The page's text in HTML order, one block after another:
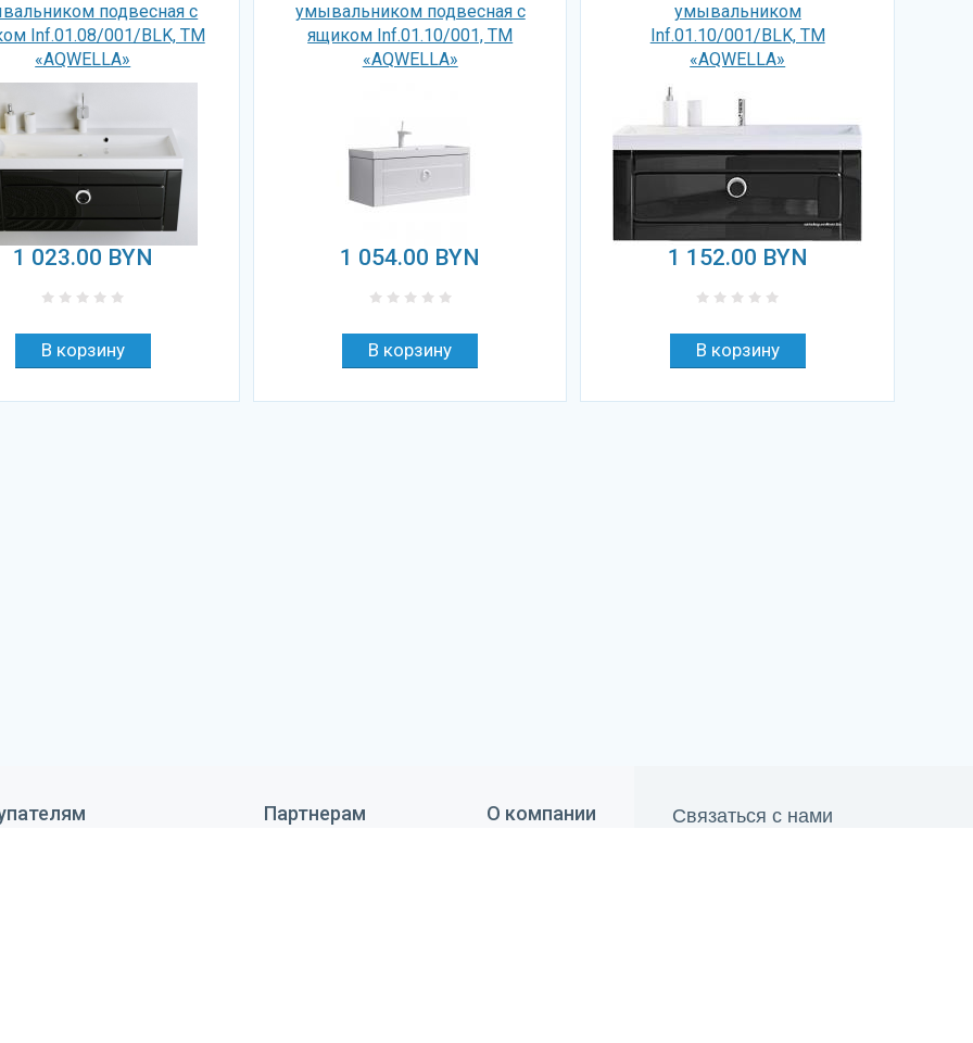
подвесная с
Inf.01.08/001/BLK, ТМ
«AQWELLA»
1 023.00 BYN
умывальником подвесная с
ящиком Inf.01.10/001, ТМ
«AQWELLA»
1 054.00 BYN
умывальником
Inf.01.10/001/BLK, ТМ
«AQWELLA»
1 152.00 BYN
Партнерам О компании Связаться с нами